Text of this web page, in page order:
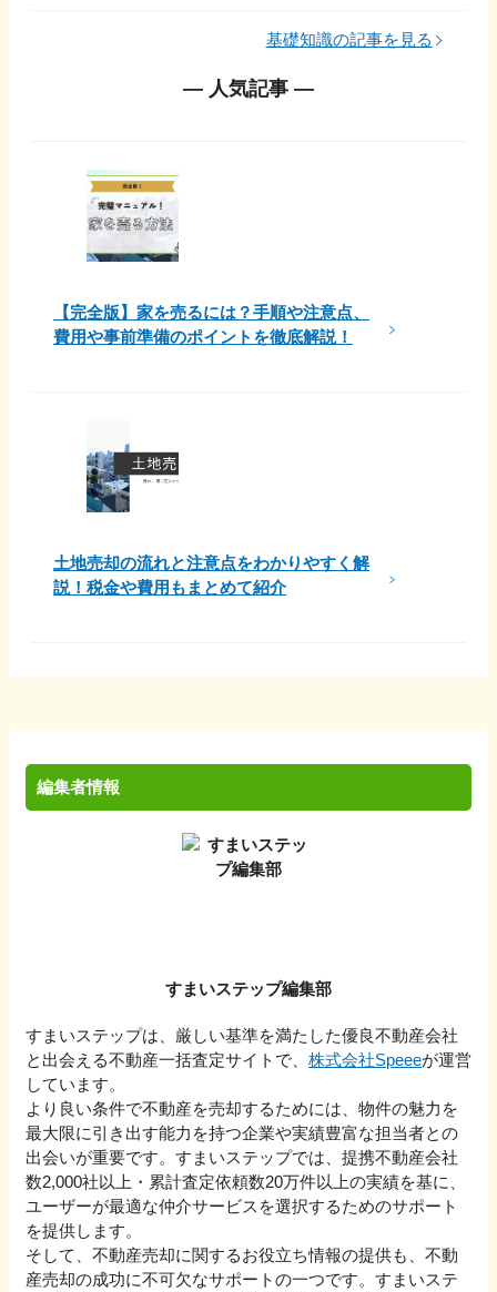
基礎知識の記事を見る
― 人気記事 ―
【完全版】家を売るには？手順や注意点、
費用や事前準備のポイントを徹底解説！
土地売却の流れと注意点をわかりやすく解
説！税金や費用もまとめて紹介
編集者情報
すまいステップ編集部
すまいステップは、厳しい基準を満たした優良不動産会社
と出会える不動産一括査定サイトで、 株式会社Speeeが運営
しています。
より良い条件で不動産を売却するためには、物件の魅力を
最大限に引き出す能力を持つ企業や実績豊富な担当者との
出会いが重要です。すまいステップでは、提携不動産会社
数2,000社以上・累計査定依頼数20万件以上の実績を基に、
ユーザーが最適な仲介サービスを選択するためのサポート
を提供します。
そして、不動産売却に関するお役立ち情報の提供も、不動
産売却の成功に不可欠なサポートの一つです。すまいステ